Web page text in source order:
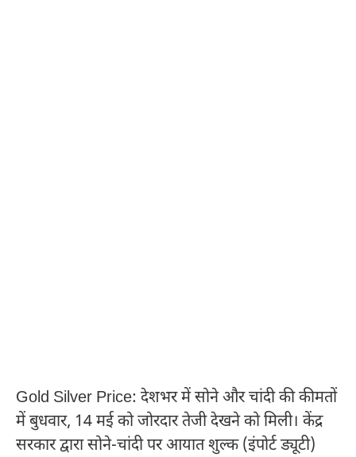
Gold Silver Price: देशभर में सोने और चांदी की कीमतों
में बुधवार, 14 मई को जोरदार तेजी देखने को मिली। केंद्र
सरकार द्वारा सोने-चांदी पर आयात शुल्क (इंपोर्ट ड्यूटी)